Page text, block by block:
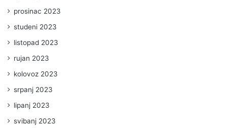
prosinac 2023
studeni 2023
listopad 2023
rujan 2023
kolovoz 2023
srpanj 2023
lipanj 2023
svibanj 2023